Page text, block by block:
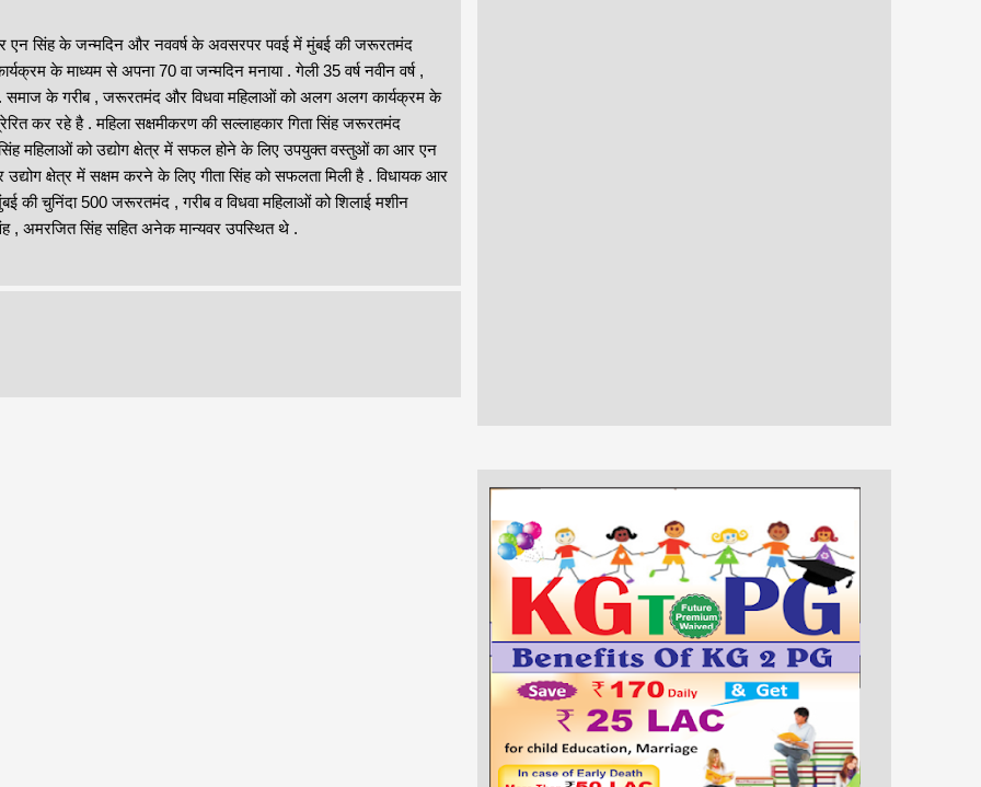
एन सिंह के जन्मदिन और नववर्ष के अवसरपर पवई में मुंबई की जरूरतमंद
के माध्यम से अपना 70 वा जन्मदिन मनाया . गेली 35 वर्ष नवीन वर्ष ,
समाज के गरीब , जरूरतमंद और विधवा महिलाओं को अलग अलग कार्यक्रम के
कर रहे है . महिला सक्षमीकरण की सल्लाहकार गिता सिंह जरूरतमंद
महिलाओं को उद्योग क्षेत्र में सफल होने के लिए उपयुक्त वस्तुओं का आर एन
क्षेत्र में सक्षम करने के लिए गीता सिंह को सफलता मिली है . विधायक आर
चुनिंदा 500 जरूरतमंद , गरीब व विधवा महिलाओं को शिलाई मशीन
, अमरजित सिंह सहित अनेक मान्यवर उपस्थित थे .